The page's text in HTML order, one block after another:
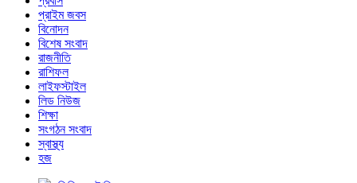
প্রাইম জবস
বিনোদন
বিশেষ সংবাদ
রাজনীতি
রাশিফল
লাইফস্টাইল
লিড নিউজ
শিক্ষা
সংগঠন সংবাদ
স্বাস্থ্য
হজ